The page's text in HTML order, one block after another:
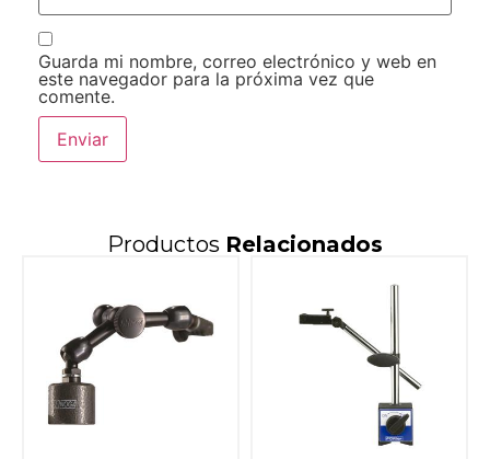
Guarda mi nombre, correo electrónico y web en
este navegador para la próxima vez que
comente.
Productos Relacionados